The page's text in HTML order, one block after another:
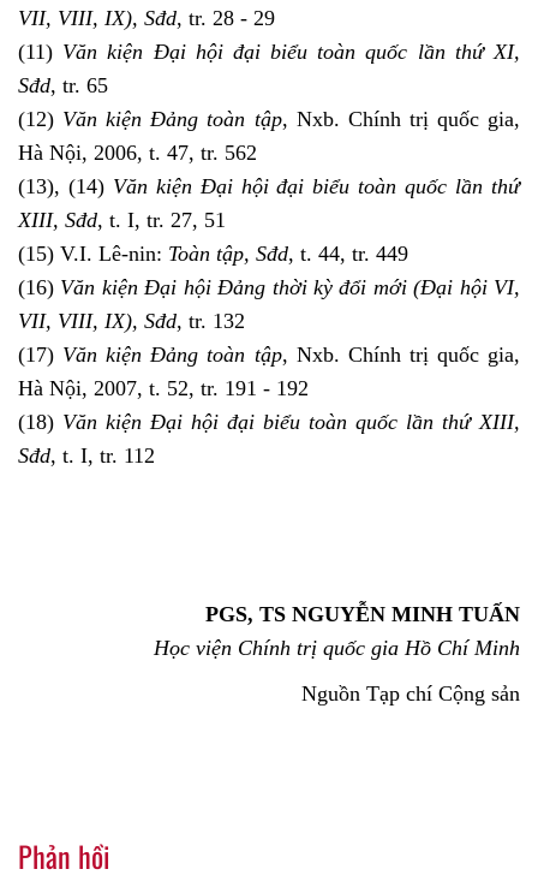
VII, VIII, IX), Sđd, tr. 28 - 29
(11) Văn kiện Đại hội đại biểu toàn quốc lần thứ XI,
Sđd, tr. 65
(12) Văn kiện Đảng toàn tập, Nxb. Chính trị quốc gia,
Hà Nội, 2006, t. 47, tr. 562
(13), (14) Văn kiện Đại hội đại biểu toàn quốc lần thứ
XIII, Sđd, t. I, tr. 27, 51
(15) V.I. Lê-nin: Toàn tập, Sđd, t. 44, tr. 449
(16) Văn kiện Đại hội Đảng thời kỳ đổi mới (Đại hội VI,
VII, VIII, IX), Sđd, tr. 132
(17) Văn kiện Đảng toàn tập, Nxb. Chính trị quốc gia,
Hà Nội, 2007, t. 52, tr. 191 - 192
(18) Văn kiện Đại hội đại biểu toàn quốc lần thứ XIII,
Sđd, t. I, tr. 112
PGS, TS NGUYỄN MINH TUẤN
Học viện Chính trị quốc gia Hồ Chí Minh
Nguồn Tạp chí Cộng sản
Phản hồi